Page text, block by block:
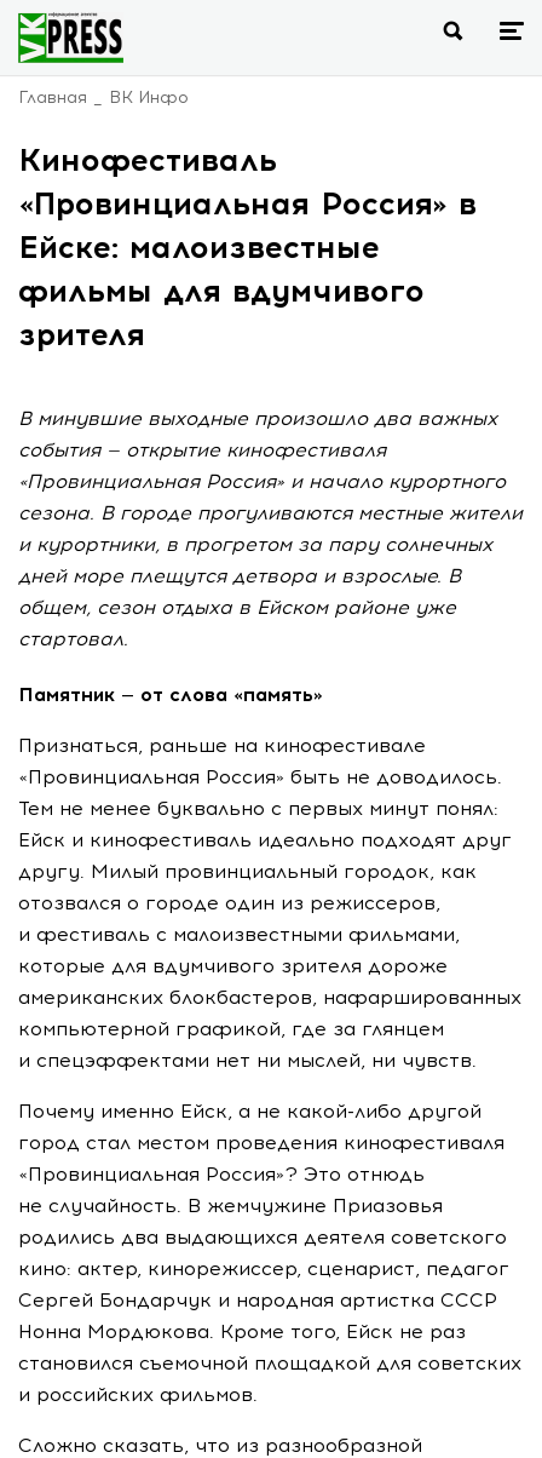
Главная ВК Инфо
Кинофестиваль
«Провинциальная Россия» в
Ейске: малоизвестные
фильмы для вдумчивого
зрителя
В минувшие выходные произошло два важных
события — открытие кинофестиваля
«Провинциальная Россия» и начало курортного
сезона. В городе прогуливаются местные жители
и курортники, в прогретом за пару солнечных
дней море плещутся детвора и взрослые. В
общем, сезон отдыха в Ейском районе уже
стартовал.
Памятник — от слова «память»
Признаться, раньше на кинофестивале
«Провинциальная Россия» быть не доводилось.
Тем не менее буквально с первых минут понял:
Ейск и кинофестиваль идеально подходят друг
другу. Милый провинциальный городок, как
отозвался о городе один из режиссеров,
и фестиваль с малоизвестными фильмами,
которые для вдумчивого зрителя дороже
американских блокбастеров, нафаршированных
компьютерной графикой, где за глянцем
и спецэффектами нет ни мыслей, ни чувств.
Почему именно Ейск, а не какой-либо другой
город стал местом проведения кинофестиваля
«Провинциальная Россия»? Это отнюдь
не случайность. В жемчужине Приазовья
родились два выдающихся деятеля советского
кино: актер, кинорежиссер, сценарист, педагог
Сергей Бондарчук и народная артистка СССР
Нонна Мордюкова. Кроме того, Ейск не раз
становился съемочной площадкой для советских
и российских фильмов.
Сложно сказать, что из разнообразной